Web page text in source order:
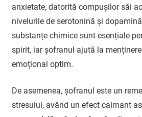
anxietate, datorită compușilor săi
nivelurile de serotonină și
substanțe chimice sunt esențiale
spirit, iar șofranul ajută la
emoțional optim.
De asemenea, șofranul este un
stresului, având un efect calmant